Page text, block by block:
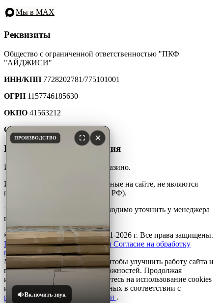
Мы в MAX
Реквизиты
Общество с ограниченной ответственностью "ПКФ
"АЙДЖИСИ"
ИНН/КПП 7728202781/775101001
ОГРН1157746185630
ОКПО 41563212
ОКТМО
45907000000
Юридическая информация
Интернет-каталог мебели для казино.
Информация и цены, размещенные на сайте, не являются
публичной офертой (ст. 427 ГК РФ).
Точную стоимость товара необходимо уточнить у менеджера
по телефону.
© ООО «ПКФ»АйДжиСи» 2001-2026 г. Все права защищены.
Политика конфиденциальности Согласие на обработку
персональных данных
Мы используем файлы
, чтобы улучшить работу сайта и
предоставить вам больше возможностей. Продолжая
использовать сайт, вы соглашаетесь на использование cookies
и обработку персональных данных в соответствии с
политикой конфиденциальности .
ПРОИЗВОДСТВО ×
Включить звук